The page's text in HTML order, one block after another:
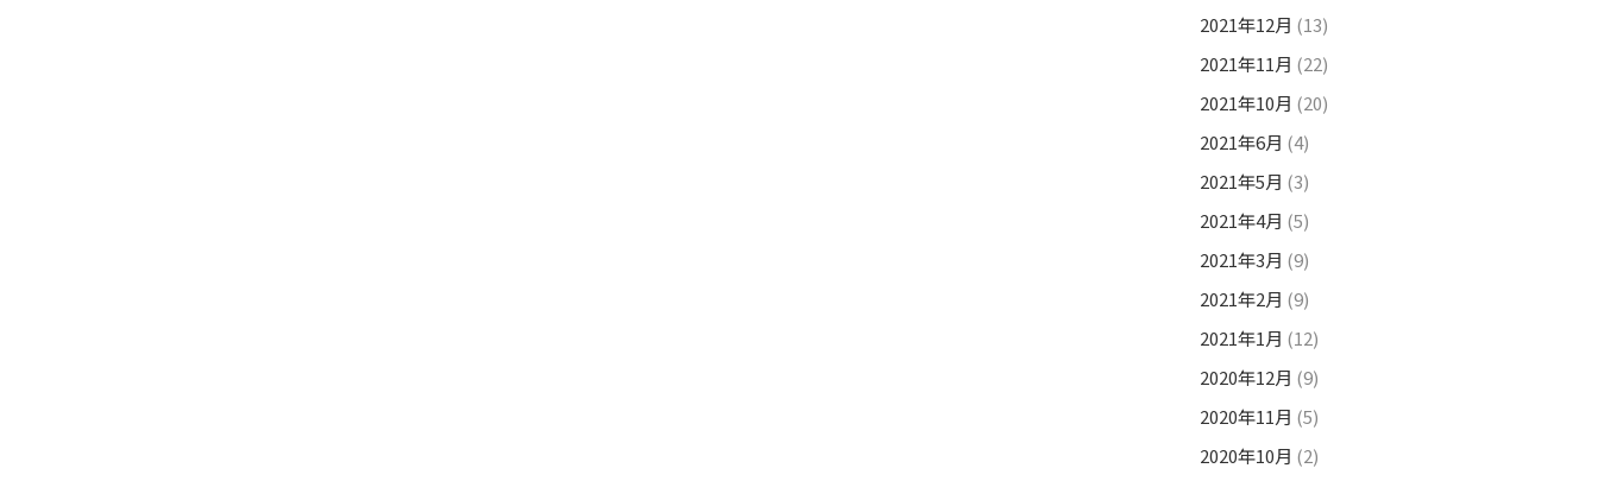
2021年12月 (13)
2021年11月 (22)
2021年10月 (20)
2021年6月 (4)
2021年5月 (3)
2021年4月 (5)
2021年3月 (9)
2021年2月 (9)
2021年1月 (12)
2020年12月 (9)
2020年11月 (5)
2020年10月 (2)